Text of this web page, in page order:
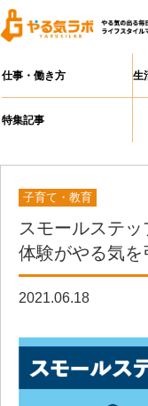
仕事・働き方 生
特集記事
子育て・教育
スモールステ
体験がやる気を
2021.06.18